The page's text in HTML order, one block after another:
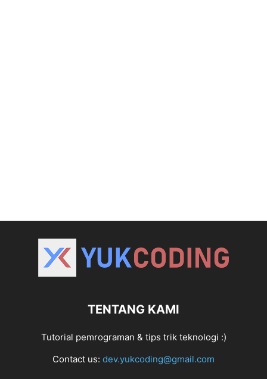
TENTANG KAMI
Tutorial pemrograman & tips trik teknologi :)
Contact us: dev.yukcoding@gmail.com